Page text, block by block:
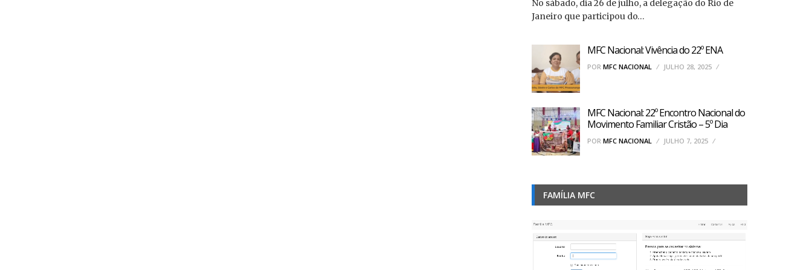
No sábado, dia 26 de julho, a delegação do Rio de
Janeiro que participou do…
MFC Nacional: Vivência do 22º ENA
POR MFC NACIONAL JULHO 28, 2025
MFC Nacional: 22º Encontro Nacional do
Movimento Familiar Cristão – 5º Dia
POR MFC NACIONAL JULHO 7, 2025
FAMÍLIA MFC